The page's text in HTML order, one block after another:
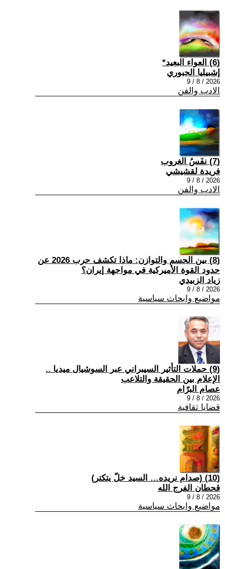
(6) العواء البعيد*
إشبيليا الجبوري
2026 / 8 / 9
الادب والفن
(7) نفَسُ الغروب
فريدة لقشيشي
2026 / 8 / 9
الادب والفن
(8) بين الحسم والتوازن: ماذا تكشف حرب 2026 عن
حدود القوة الأميركية في مواجهة إيران؟
زياد الزبيدي
2026 / 8 / 9
مواضيع وابحاث سياسية
(9) حملات التأثير السيبراني عبر السوشيال ميديا ..
الإعلام بين الحقيقة والتلاعب
عصام البرّام
2026 / 8 / 9
قضايا ثقافية
(10) (صدام نريده… السيد خلّ يتكتر)
قحطان الفرج الله
2026 / 8 / 9
مواضيع وابحاث سياسية